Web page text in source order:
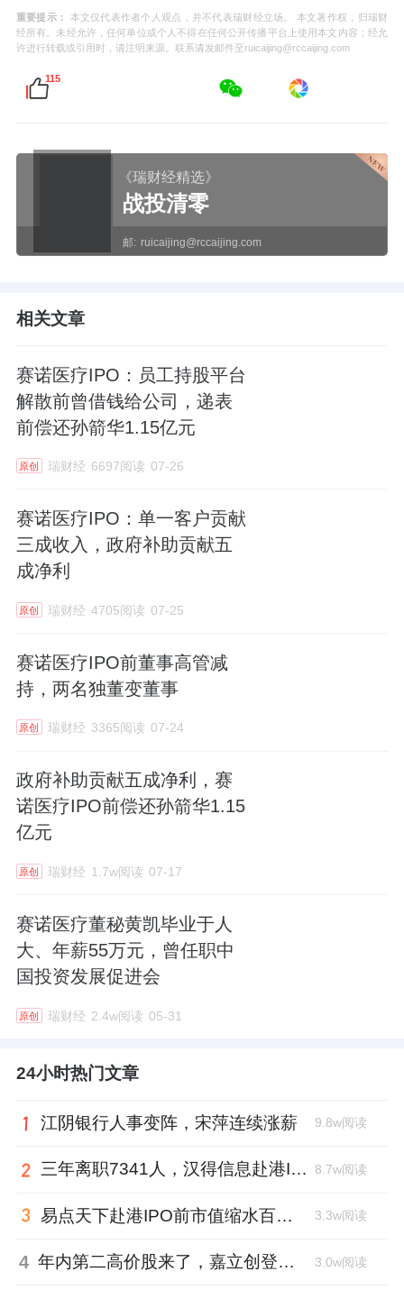
重要提示：
本文仅代表作者个人观点，并不代表瑞财经立场。 本文著作权，归瑞财
经所有。未经允许，任何单位或个人不得在任何公开传播平台上使用本文内容；经允
许进行转载或引用时，请注明来源。联系请发邮件至ruicaijing@rccaijing.com
115
《瑞财经精选》
战投清零
邮: ruicaijing@rccaijing.com
相关文章
赛诺医疗IPO：员工持股平台
解散前曾借钱给公司，递表
前偿还孙箭华1.15亿元
原创 瑞财经 6697阅读 07-26
赛诺医疗IPO：单一客户贡献
三成收入，政府补助贡献五
成净利
原创 瑞财经 4705阅读 07-25
赛诺医疗IPO前董事高管减
持，两名独董变董事
原创 瑞财经 3365阅读 07-24
政府补助贡献五成净利，赛
诺医疗IPO前偿还孙箭华1.15
亿元
原创 瑞财经 1.7w阅读 07-17
赛诺医疗董秘黄凯毕业于人
大、年薪55万元，曾任职中
国投资发展促进会
原创 瑞财经 2.4w阅读 05-31
24小时热门文章
江阴银行人事变阵，宋萍连续涨薪 9.8w阅读
三年离职7341人，汉得信息赴港IPO前欠缴社保1.55亿元 8.7w阅读
易点天下赴港IPO前市值缩水百亿，邹小武和创业伙伴收割了10亿 3.3w阅读
4 年内第二高价股来了，嘉立创登陆深交所开盘涨超177%、总市值1300亿元 3.0w阅读